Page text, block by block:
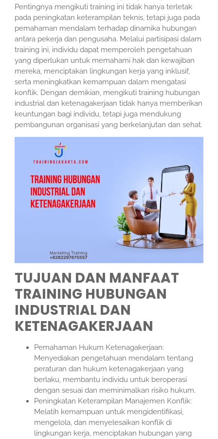
Pentingnya mengikuti training ini tidak hanya terletak
pada peningkatan keterampilan teknis, tetapi juga pada
pemahaman mendalam terhadap dinamika hubungan
antara pekerja dan pengusaha. Melalui partisipasi dalam
training ini, individu dapat memperoleh pengetahuan
yang diperlukan untuk memahami hak dan kewajiban
mereka, menciptakan lingkungan kerja yang inklusif,
serta meningkatkan kemampuan dalam mengatasi
konflik. Dengan demikian, mengikuti training hubungan
industrial dan ketenagakerjaan tidak hanya memberikan
keuntungan bagi individu, tetapi juga mendukung
pembangunan organisasi yang berkelanjutan dan sehat.
TUJUAN DAN MANFAAT
TRAINING HUBUNGAN
INDUSTRIAL DAN
KETENAGAKERJAAN
Pemahaman Hukum Ketenagakerjaan:
Menyediakan pengetahuan mendalam tentang
peraturan dan hukum ketenagakerjaan yang
berlaku, membantu individu untuk beroperasi
dengan sesuai dan meminimalkan risiko hukum.
Peningkatan Keterampilan Manajemen Konflik:
Melatih kemampuan untuk mengidentifikasi,
mengelola, dan menyelesaikan konflik di
lingkungan kerja, menciptakan hubungan yang